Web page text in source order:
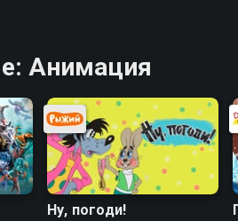
Анимация
Ну, погоди!